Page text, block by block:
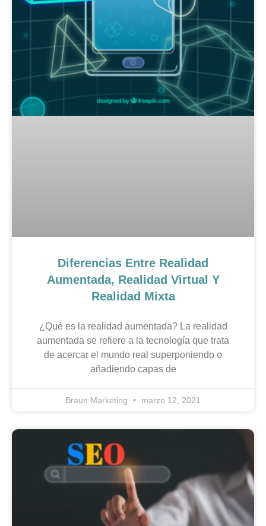
Diferencias Entre Realidad
Aumentada, Realidad Virtual Y
Realidad Mixta
¿Qué es la realidad aumentada? La realidad
aumentada se refiere a la tecnología que trata
de acercar el mundo real superponiendo o
añadiendo capas de
Braun Marketing marzo 12, 2021